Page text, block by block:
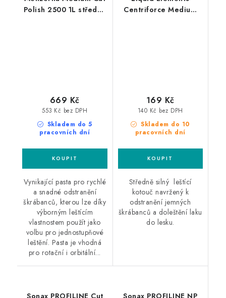
Polish 2500 1L středně
Skladem do 5
pracovních dní
553 Kč bez DPH
669 Kč
Vynikající pasta pro rychlé
a snadné odstranění
škrábanců, kterou lze díky
výborným leštícím
vlastnostem použít jako
volbu pro jednostupňové
leštění. Pasta je vhodná
pro rotační i orbitální...
Centriforce Medium
Skladem do 10
pracovních dní
140 Kč bez DPH
169 Kč
Středně silný leštící
kotouč navržený k
odstranění jemných
škrábanců a doleštění laku
do lesku.